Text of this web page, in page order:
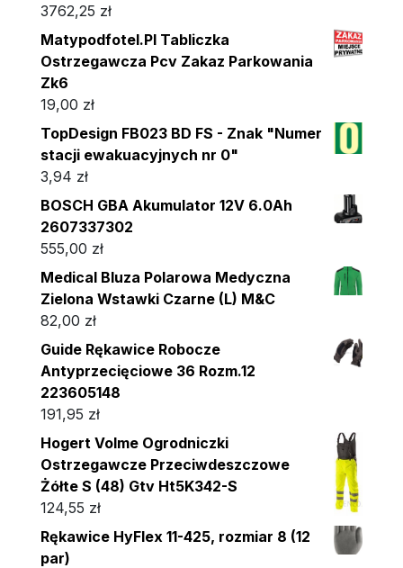
3762,25 zł
Matypodfotel.Pl Tabliczka
Ostrzegawcza Pcv Zakaz Parkowania
Zk6
19,00 zł
TopDesign FB023 BD FS - Znak "Numer
stacji ewakuacyjnych nr 0"
3,94 zł
BOSCH GBA Akumulator 12V 6.0Ah
2607337302
555,00 zł
Medical Bluza Polarowa Medyczna
Zielona Wstawki Czarne (L) M&C
82,00 zł
Guide Rękawice Robocze
Antyprzecięciowe 36 Rozm.12
223605148
191,95 zł
Hogert Volme Ogrodniczki
Ostrzegawcze Przeciwdeszczowe
Żółte S (48) Gtv Ht5K342-S
124,55 zł
Rękawice HyFlex 11-425, rozmiar 8 (12
par)